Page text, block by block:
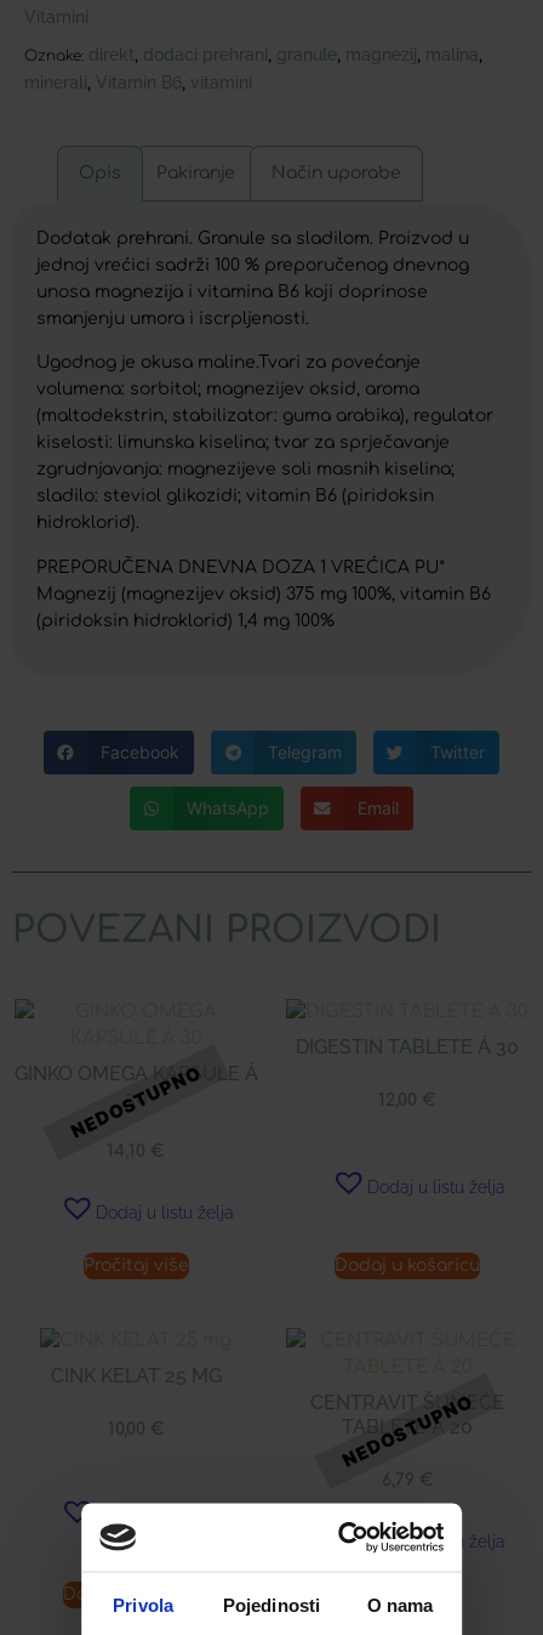
Privola Pojedinosti O nama
Vitamini
Oznake: direkt dodaci prehrani granule magnezij malina
minerali Vitamin B6 vitamini
Opis Pakiranje Način uporabe
Dodatak prehrani. Granule sa sladilom. Proizvod u
jednoj vrećici sadrži 100 % preporučenog dnevnog
unosa magnezija i vitamina B6 koji doprinose
smanjenju umora i iscrpljenosti.
Ugodnog je okusa maline.Tvari za povećanje
volumena: sorbitol; magnezijev oksid, aroma
(maltodekstrin, stabilizator: guma arabika), regulator
kiselosti: limunska kiselina; tvar za sprječavanje
zgrudnjavanja: magnezijeve soli masnih kiselina;
sladilo: steviol glikozidi; vitamin B6 (piridoksin
hidroklorid).
PREPORUČENA DNEVNA DOZA 1 VREĆICA PU*
Magnezij (magnezijev oksid) 375 mg 100%, vitamin B6
(piridoksin hidroklorid) 1,4 mg 100%
Facebook Telegram Twitter
WhatsApp Email
POVEZANI PROIZVODI
GINKO OMEGA KAPSULE Á
30
14,10 €
Dodaj u listu želja
Pročitaj više
DIGESTIN TABLETE Á 30
12,00 €
Dodaj u listu želja
Dodaj u košaricu
CINK KELAT 25 MG
10,00 €
Dodaj u košaricu
CENTRAVIT ŠUMEĆE
TABLETE Á 20
6,79 €
Dodaj u listu želja
Pročitaj više